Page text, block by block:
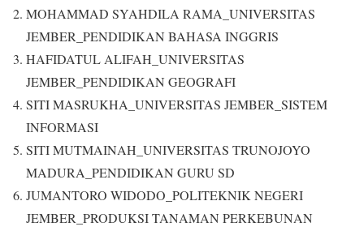
MOHAMMAD SYAHDILA RAMA_UNIVERSITAS
JEMBER_PENDIDIKAN BAHASA INGGRIS
HAFIDATUL ALIFAH_UNIVERSITAS
JEMBER_PENDIDIKAN GEOGRAFI
SITI MASRUKHA_UNIVERSITAS JEMBER_SISTEM
INFORMASI
SITI MUTMAINAH_UNIVERSITAS TRUNOJOYO
MADURA_PENDIDIKAN GURU SD
JUMANTORO WIDODO_POLITEKNIK NEGERI
JEMBER_PRODUKSI TANAMAN PERKEBUNAN